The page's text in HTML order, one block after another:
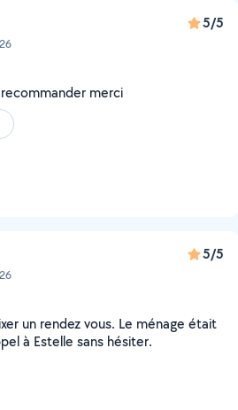
5/5
merci
5/5
un rendez vous. Le ménage était
à Estelle sans hésiter.